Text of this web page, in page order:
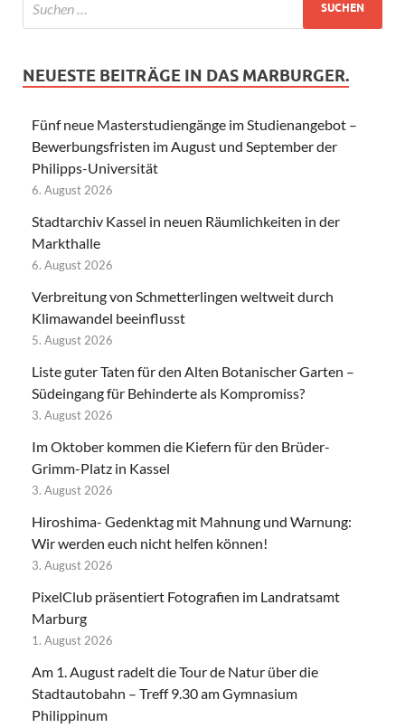
NEUESTE BEITRÄGE IN DAS MARBURGER.
Fünf neue Masterstudiengänge im Studienangebot –
Bewerbungsfristen im August und September der
Philipps-Universität
6. August 2026
Stadtarchiv Kassel in neuen Räumlichkeiten in der
Markthalle
6. August 2026
Verbreitung von Schmetterlingen weltweit durch
Klimawandel beeinflusst
5. August 2026
Liste guter Taten für den Alten Botanischer Garten –
Südeingang für Behinderte als Kompromiss?
3. August 2026
Im Oktober kommen die Kiefern für den Brüder-
Grimm-Platz in Kassel
3. August 2026
Hiroshima- Gedenktag mit Mahnung und Warnung:
Wir werden euch nicht helfen können!
3. August 2026
PixelClub präsentiert Fotografien im Landratsamt
Marburg
1. August 2026
Am 1. August radelt die Tour de Natur über die
Stadtautobahn – Treff 9.30 am Gymnasium
Philippinum